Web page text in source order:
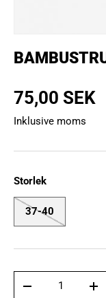
Normalpris
75,00 SEK
Inklusive moms
Storlek
37-40
DECREASE